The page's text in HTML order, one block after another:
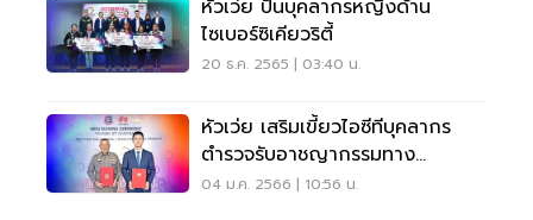
หัวเว่ย ปั้นบุคลากรหญิงด้าน
ไซเบอร์ซิเคียวริตี้
20 ธ.ค. 2565 | 03:40 น.
หัวเว่ย เสริมเขี้ยวไอซีทีบุคลากร
ตำรวจรับอาชญากรรมทาง
เทคโนโลยี
04 ม.ค. 2566 | 10:56 น.